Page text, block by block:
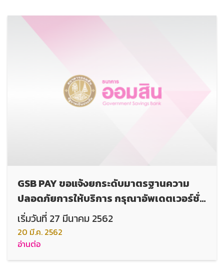
GSB PAY ขอแจ้งยกระดับมาตรฐานความ
ปลอดภัยการให้บริการ กรุณาอัพเดตเวอร์ชั่น
อุปกรณ์การใช้งานให้เป็นปัจจุบัน
เริ่มวันที่ 27 มีนาคม 2562
20 มี.ค. 2562
อ่านต่อ